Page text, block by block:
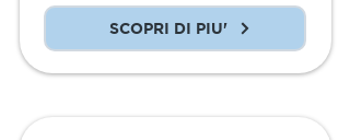
SCOPRI DI PIU'